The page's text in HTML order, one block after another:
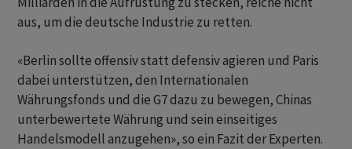
aus, um die deutsche Industrie zu retten.
«Berlin sollte offensiv statt defensiv agieren und Paris
dabei unterstützen, den Internationalen
Währungsfonds und die G7 dazu zu bewegen, Chinas
unterbewertete Währung und sein einseitiges
Handelsmodell anzugehen», so ein Fazit der Experten.